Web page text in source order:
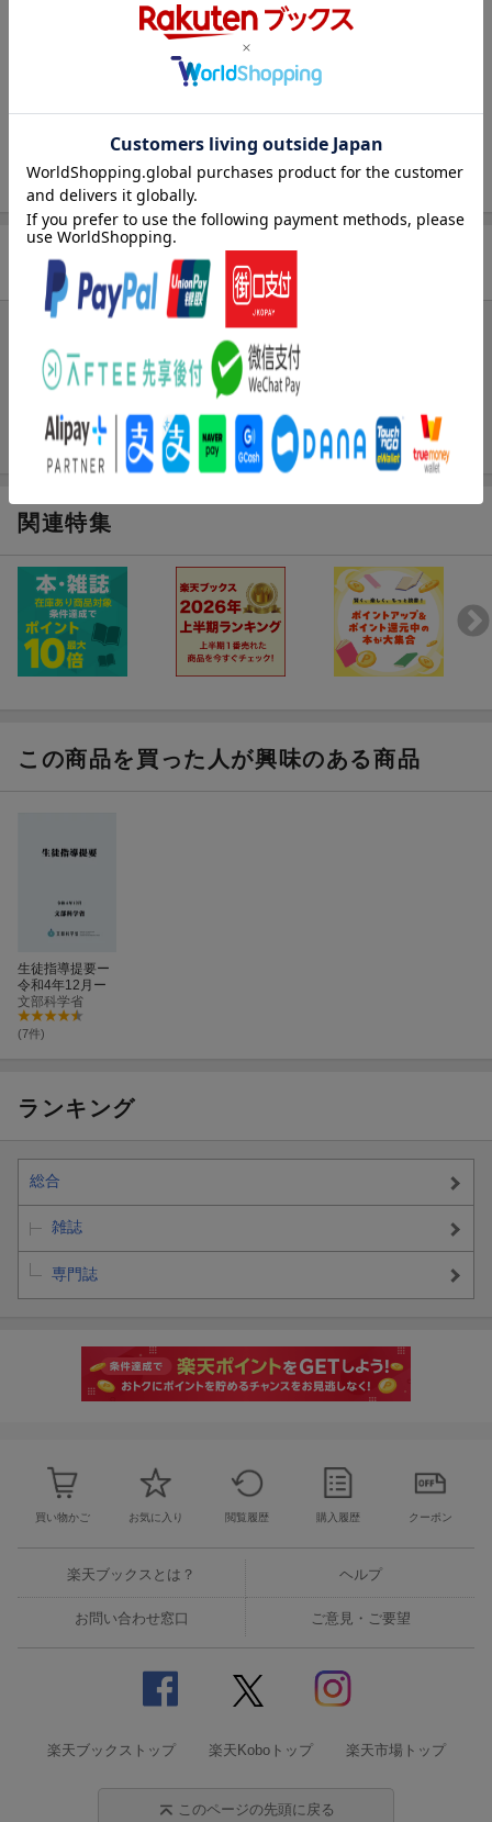
B5
03055
バックナンバー この雑誌の他の号を見る
商品レビュー
まだレビューがありません。
関連特集
この商品を買った人が興味のある商品
生徒指導提要ー
令和4年12月ー
文部科学省
(7件)
ランキング
総合
雑誌
専門誌
買い物かご お気に入り 閲覧履歴 購入履歴 クーポン
楽天ブックスとは？ ヘルプ
お問い合わせ窓口 ご意見・ご要望
楽天ブックストップ 楽天Koboトップ 楽天市場トップ
このページの先頭に戻る